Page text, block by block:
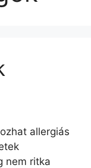
allergiás
nem ritka